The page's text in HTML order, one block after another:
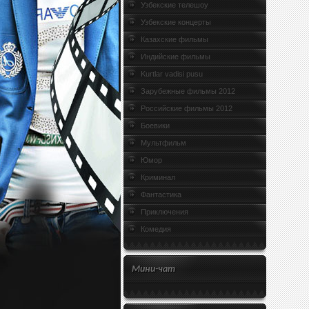
Узбекские телешоу
Узбекские концерты
Казахские фильмы
Индийские фильмы
Kurtlar vadisi pusu
Зарубежные фильмы 2012
Российские фильмы 2012
Боевики
Мультфильм
Юмор
Криминал
Фантастика
Приключения
Комедия
Мини-чат